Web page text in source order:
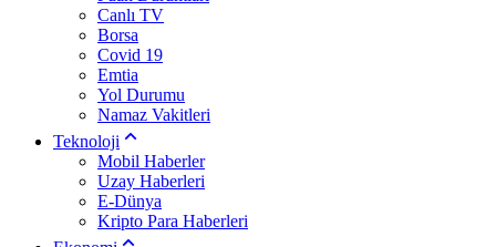
Canlı TV
Borsa
Covid 19
Emtia
Yol Durumu
Namaz Vakitleri
Teknoloji
Mobil Haberler
Uzay Haberleri
E-Dünya
Kripto Para Haberleri